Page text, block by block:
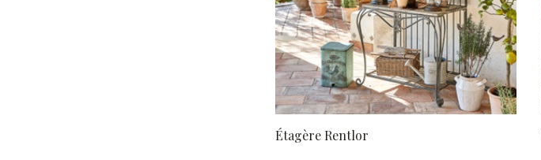
Étagère Rentlor